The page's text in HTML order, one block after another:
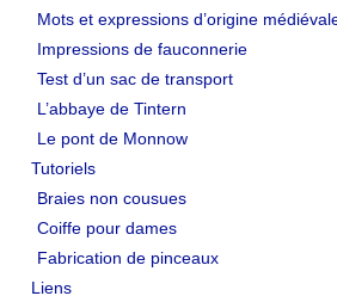
L’abbaye de Tintern
Le pont de Monnow
Braies non cousues
Coiffe pour dames
Mots et expressions d’origine
Impressions de fauconnerie
Test d’un sac de transport
L’abbaye de Tintern
Le pont de Monnow
Tutoriels
Braies non cousues
Coiffe pour dames
Fabrication de pinceaux
Liens